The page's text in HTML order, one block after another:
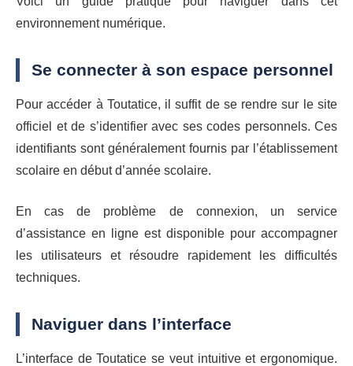
environnement numérique.
Se connecter à son espace personnel
Pour accéder à Toutatice, il suffit de se rendre sur le site
officiel et de s’identifier avec ses codes personnels. Ces
identifiants sont généralement fournis par l’établissement
scolaire en début d’année scolaire.
En cas de problème de connexion, un service
d’assistance en ligne est disponible pour accompagner
les utilisateurs et résoudre rapidement les difficultés
techniques.
Naviguer dans l’interface
L’interface de Toutatice se veut intuitive et ergonomique.